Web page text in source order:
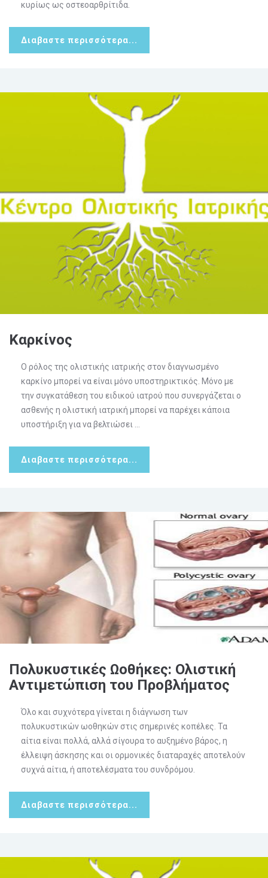
κυρίως ως οστεοαρθρίτιδα.
Διαβαστε περισσότερα...
Καρκίνος
Ο ρόλος της ολιστικής ιατρικής στον διαγνωσμένο
καρκίνο μπορεί να είναι μόνο υποστηρικτικός. Μόνο με
την συγκατάθεση του ειδικού ιατρού που συνεργάζεται ο
ασθενής η ολιστική ιατρική μπορεί να παρέχει κάποια
υποστήριξη για να βελτιώσει ...
Διαβαστε περισσότερα...
Πολυκυστικές Ωοθήκες: Ολιστική
Αντιμετώπιση του Προβλήματος
Όλο και συχνότερα γίνεται η διάγνωση των
πολυκυστικών ωοθηκών στις σημερινές κοπέλες. Τα
αίτια είναι πολλά, αλλά σίγουρα το αυξημένο βάρος, η
έλλειψη άσκησης και οι ορμονικές διαταραχές αποτελούν
συχνά αίτια, ή αποτελέσματα του συνδρόμου.
Διαβαστε περισσότερα...